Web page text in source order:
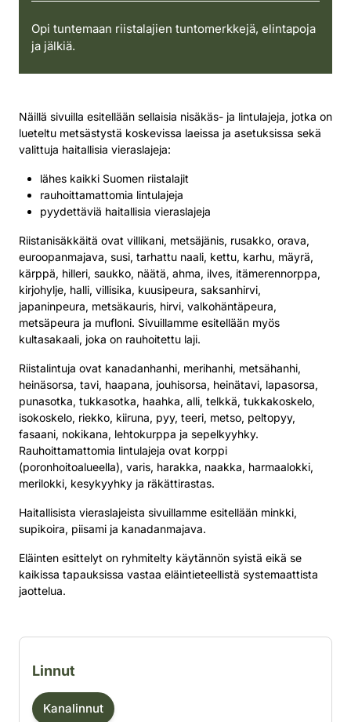
Opi tuntemaan riistalajien tuntomerkkejä, elintapoja
ja jälkiä.
Näillä sivuilla esitellään sellaisia nisäkäs- ja lintulajeja, jotka on
lueteltu metsästystä koskevissa laeissa ja asetuksissa sekä
valittuja haitallisia vieraslajeja:
lähes kaikki Suomen riistalajit
rauhoittamattomia lintulajeja
pyydettäviä haitallisia vieraslajeja
Riistanisäkkäitä ovat villikani, metsäjänis, rusakko, orava,
euroopanmajava, susi, tarhattu naali, kettu, karhu, mäyrä,
kärppä, hilleri, saukko, näätä, ahma, ilves, itämerennorppa,
kirjohylje, halli, villisika, kuusipeura, saksanhirvi,
japaninpeura, metsäkauris, hirvi, valkohäntäpeura,
metsäpeura ja mufloni. Sivuillamme esitellään myös
kultasakaali, joka on rauhoitettu laji.
Riistalintuja ovat kanadanhanhi, merihanhi, metsähanhi,
heinäsorsa, tavi, haapana, jouhisorsa, heinätavi, lapasorsa,
punasotka, tukkasotka, haahka, alli, telkkä, tukkakoskelo,
isokoskelo, riekko, kiiruna, pyy, teeri, metso, peltopyy,
fasaani, nokikana, lehtokurppa ja sepelkyyhky.
Rauhoittamattomia lintulajeja ovat korppi
(poronhoitoalueella), varis, harakka, naakka, harmaalokki,
merilokki, kesykyyhky ja räkättirastas.
Haitallisista vieraslajeista sivuillamme esitellään minkki,
supikoira, piisami ja kanadanmajava.
Eläinten esittelyt on ryhmitelty käytännön syistä eikä se
kaikissa tapauksissa vastaa eläintieteellistä systemaattista
jaottelua.
Linnut
Kanalinnut